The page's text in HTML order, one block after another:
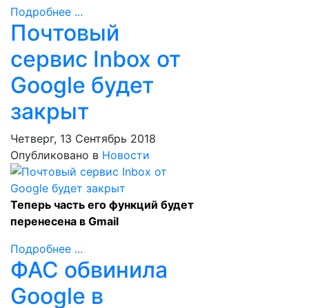
Подробнее ...
Почтовый
сервис Inbox от
Google будет
закрыт
Четверг, 13 Сентябрь 2018
Опубликовано в Новости
Теперь часть его функций будет
перенесена в Gmail
Подробнее ...
ФАС обвинила
Google в